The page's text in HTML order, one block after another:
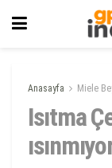
Anasayfa Miele
Isıtma